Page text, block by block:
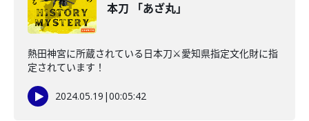
本刀 「あざ丸」
熱田神宮に所蔵されている日本刀⚔️愛知県指定文化財に指
定されています！
2024.05.19 |00:05:42